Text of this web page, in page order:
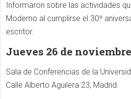
Informaron sobre las actividades
Moderno al cumplirse el 30º
escritor.
Jueves 26 de noviembre
Sala de Conferencias de la
Calle Alberto Aguilera 23, Madrid.